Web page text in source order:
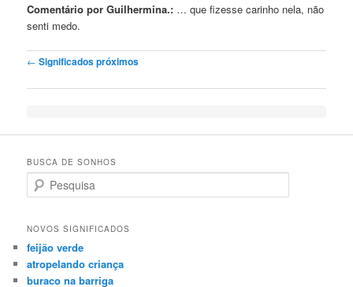
Comentário por Guilhermina.: … que fizessecarinho nela, não
senti medo.
Post navigation
← Significados próximos
BUSCA DE SONHOS
Search
NOVOS SIGNIFICADOS
feijão verde
atropelando criança
buraco na barriga